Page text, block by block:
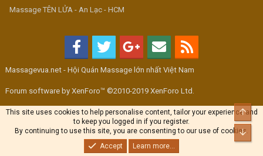
Massage TÊN LỬA - An Lạc - HCM
Massagevua.net - Hội Quán Massage lớn nhất Việt Nam
Forum software by XenForo™ ©2010-2019 XenForo Ltd.
This site uses cookies to help personalise content, tailor your experience and
to keep you logged in if you register.
By continuing to use this site, you are consenting to our use of cookies.
Accept
Learn more...
Top